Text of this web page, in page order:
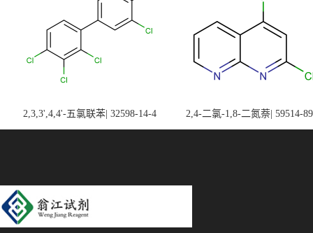
2,3,3',4,4'-五氯联苯| 32598-14-4 2,4-二氯-1,8-二氮萘| 59514-